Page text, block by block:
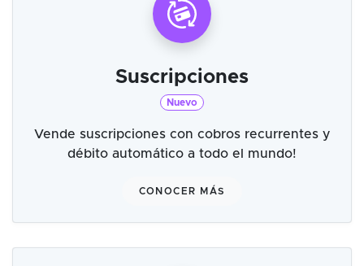
Suscripciones
Nuevo
Vende suscripciones con cobros recurrentes y
débito automático a todo el mundo!
CONOCER MÁS